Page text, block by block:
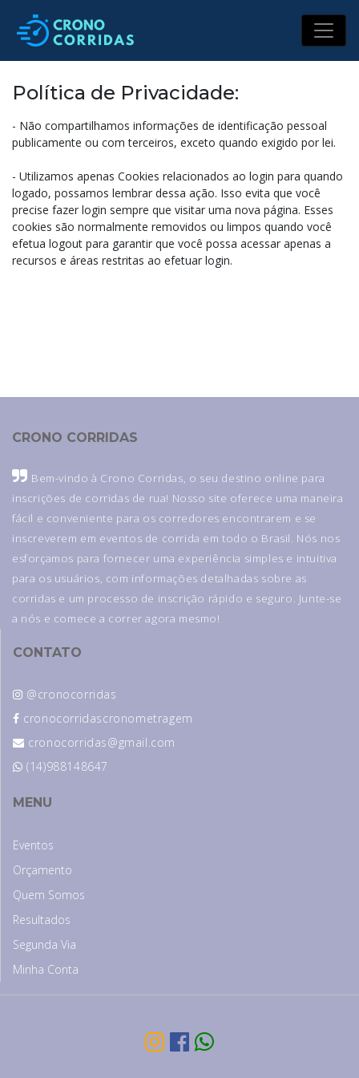
Política de Privacidade:
- Não compartilhamos informações de identificação pessoal
publicamente ou com terceiros, exceto quando exigido por lei.
- Utilizamos apenas Cookies relacionados ao login para quando
logado, possamos lembrar dessa ação. Isso evita que você
precise fazer login sempre que visitar uma nova página. Esses
cookies são normalmente removidos ou limpos quando você
efetua logout para garantir que você possa acessar apenas a
recursos e áreas restritas ao efetuar login.
CRONO CORRIDAS
Bem-vindo à Crono Corridas, o seu destino online para
inscrições de corridas de rua! Nosso site oferece uma maneira
fácil e conveniente para os corredores encontrarem e se
inscreverem em eventos de corrida em todo o Brasil. Nós nos
esforçamos para fornecer uma experiência simples e intuitiva
para os usuários, com informações detalhadas sobre as
corridas e um processo de inscrição rápido e seguro. Junte-se
a nós e comece a correr agora mesmo!
CONTATO
@cronocorridas
cronocorridascronometragem
cronocorridas@gmail.com
(14)988148647
MENU
Eventos
Orçamento
Quem Somos
Resultados
Segunda Via
Minha Conta